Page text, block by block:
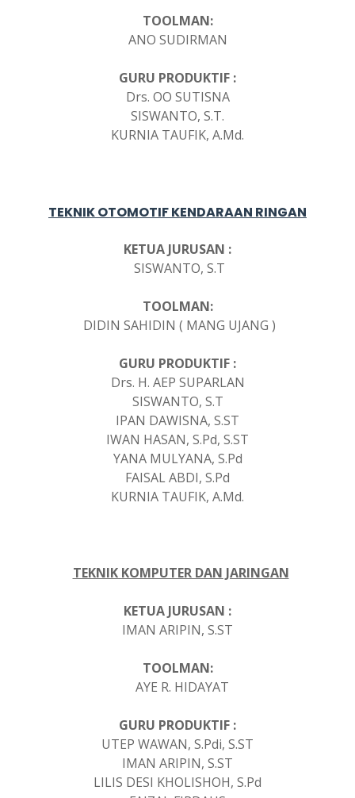
TOOLMAN:
ANO SUDIRMAN
GURU PRODUKTIF :
Drs. OO SUTISNA
SISWANTO, S.T.
KURNIA TAUFIK, A.Md.
TEKNIK OTOMOTIF KENDARAAN RINGAN
KETUA JURUSAN :
SISWANTO, S.T
TOOLMAN:
DIDIN SAHIDIN ( MANG UJANG )
GURU PRODUKTIF :
Drs. H. AEP SUPARLAN
SISWANTO, S.T
IPAN DAWISNA, S.ST
IWAN HASAN, S.Pd, S.ST
YANA MULYANA, S.Pd
FAISAL ABDI, S.Pd
KURNIA TAUFIK, A.Md.
TEKNIK KOMPUTER DAN JARINGAN
KETUA JURUSAN :
IMAN ARIPIN, S.ST
TOOLMAN:
AYE R. HIDAYAT
GURU PRODUKTIF :
UTEP WAWAN, S.Pdi, S.ST
IMAN ARIPIN, S.ST
LILIS DESI KHOLISHOH, S.Pd